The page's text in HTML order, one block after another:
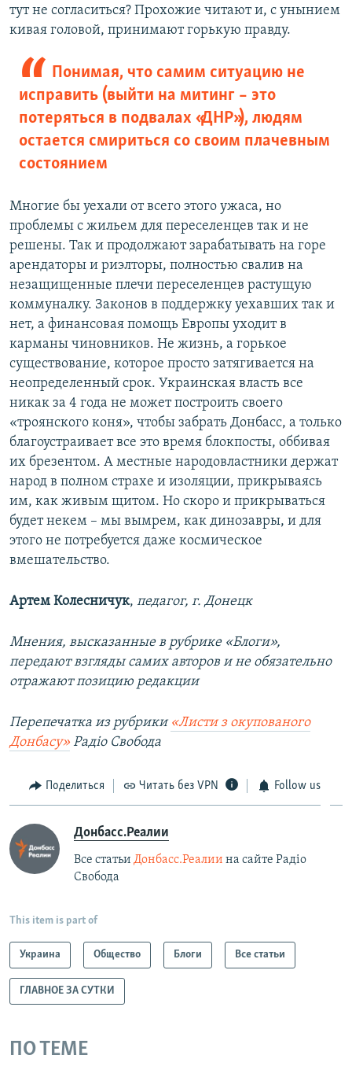
тут не согласиться? Прохожие читают и, с унынием
кивая головой, принимают горькую правду.
Понимая, что самим ситуацию не
исправить (выйти на митинг – это
потеряться в подвалах «ДНР»), людям
остается смириться со своим плачевным
состоянием
Многие бы уехали от всего этого ужаса, но
проблемы с жильем для переселенцев так и не
решены. Так и продолжают зарабатывать на горе
арендаторы и риэлторы, полностью свалив на
незащищенные плечи переселенцев растущую
коммуналку. Законов в поддержку уехавших так и
нет, а финансовая помощь Европы уходит в
карманы чиновников. Не жизнь, а горькое
существование, которое просто затягивается на
неопределенный срок. Украинская власть все
никак за 4 года не может построить своего
«троянского коня», чтобы забрать Донбасс, а только
благоустраивает все это время блокпосты, оббивая
их брезентом. А местные народовластники держат
народ в полном страхе и изоляции, прикрываясь
им, как живым щитом. Но скоро и прикрываться
будет некем – мы вымрем, как динозавры, и для
этого не потребуется даже космическое
вмешательство.
Артем Колесничук, педагог, г. Донецк
Мнения, высказанные в рубрике «Блоги»,
передают взгляды самих авторов и не обязательно
отражают позицию редакции
Перепечатка из рубрики «Листи з окупованого
Донбасу» Радіо Свобода
Поделиться Читать без VPN Follow us
Донбасс.Реалии
Все статьи Донбасс.Реалии на сайте Радіо
Свобода
This item is part of
Украина Общество Блоги Все статьи
ГЛАВНОЕ ЗА СУТКИ
ПО ТЕМЕ